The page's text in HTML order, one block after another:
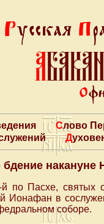
Слово
накануне
по Пасхе, святых
Ионафан в
соборе.